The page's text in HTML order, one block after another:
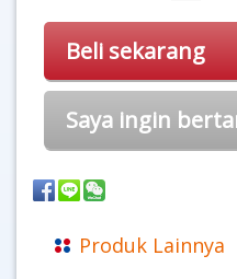
Beli sekarang
Saya ingin
Produk Lainnya